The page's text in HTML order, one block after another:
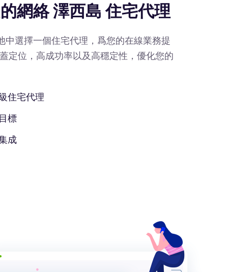
網絡 澤西島 住宅代理
選擇一個住宅代理，爲您的在線業務提
定位，高成功率以及高穩定性，優化您的
住宅代理
標
成